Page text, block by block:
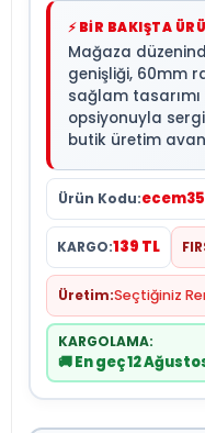
⚡ BİR BAKIŞTA
Mağaza
genişliği, 60mm
sağlam
opsiyonuyla
butik üretim
Ürün Kodu:ecem35
KARGO:139 TL
Üretim:Seçtiğiniz
KARGOLAMA:
🚚 En geç 12